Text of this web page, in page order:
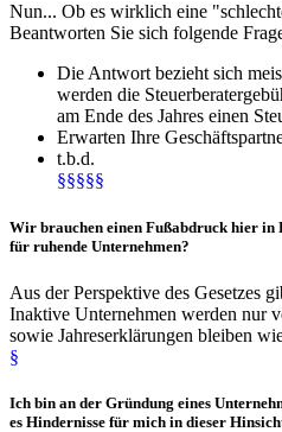
Nun... Ob es wirklich eine
Beantworten Sie sich folgende
Die Antwort bezieht sich
werden die
am Ende des Jahres einen
Erwarten Ihre
t.b.d.
§§§§§
Wir brauchen einen Fußabdruck hier in
für ruhende Unternehmen?
Aus der Perspektive des Gesetzes
Inaktive Unternehmen werden nur
sowie Jahreserklärungen bleiben
§
Ich bin an der Gründung eines
es Hindernisse für mich in dieser